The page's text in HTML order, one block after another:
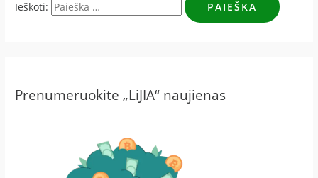
Ieškoti:
Prenumeruokite „LiJIA“ naujienas